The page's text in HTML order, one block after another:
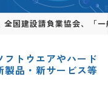
全国建設請負業協会、「
トウエアやハード
品・新サービス等